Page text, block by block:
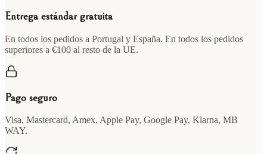
Entrega estándar gratuita
En todos los pedidos a Portugal y España. En todos los pedidos
superiores a €100 al resto de la UE.
Pago seguro
Visa, Mastercard, Amex, Apple Pay, Google Pay, Klarna, MB
WAY.